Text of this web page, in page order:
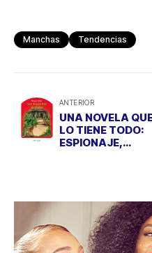
Manchas Tendencias
ANTERIOR
UNA NOVELA
LO TIENE TODO:
ESPIONAJE,